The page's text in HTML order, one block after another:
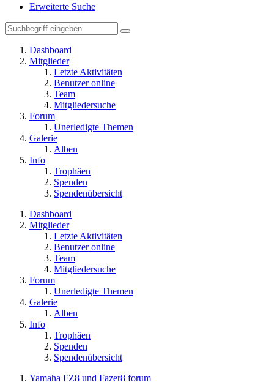
Erweiterte Suche
Dashboard
Mitglieder
Letzte Aktivitäten
Benutzer online
Team
Mitgliedersuche
Forum
Unerledigte Themen
Galerie
Alben
Info
Trophäen
Spenden
Spendenübersicht
Dashboard
Mitglieder
Letzte Aktivitäten
Benutzer online
Team
Mitgliedersuche
Forum
Unerledigte Themen
Galerie
Alben
Info
Trophäen
Spenden
Spendenübersicht
Yamaha FZ8 und Fazer8 forum